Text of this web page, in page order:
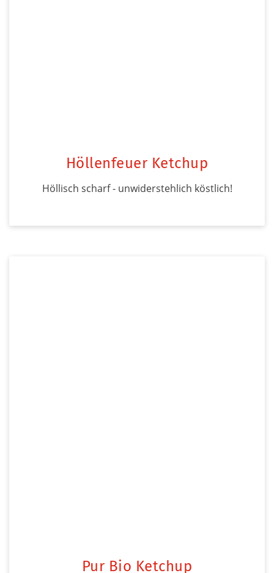
Höllenfeuer Ketchup
Höllisch scharf - unwiderstehlich köstlich!
Pur Bio Ketchup